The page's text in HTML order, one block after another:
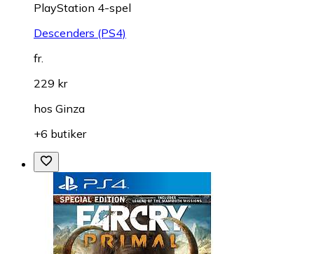
PlayStation 4-spel
Descenders (PS4)
fr.
229 kr
hos Ginza
+6 butiker